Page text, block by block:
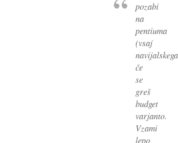
pozabi
na
pentiuma
(vsaj
če
se
greš
budget
varjanto.
Vzami
lepo